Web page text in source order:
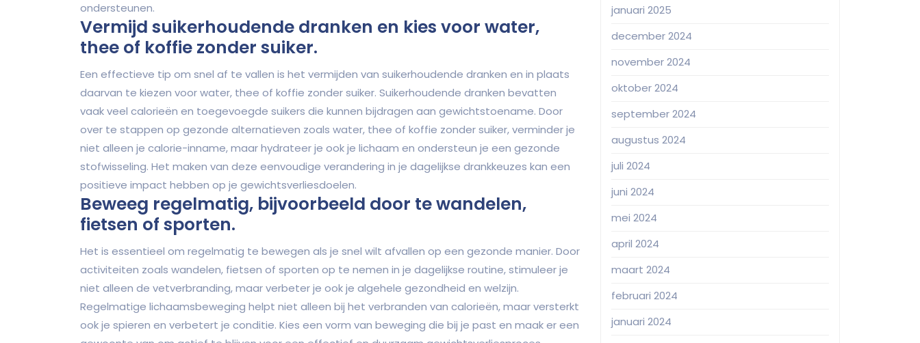
ondersteunen.
Vermijd suikerhoudende dranken en kies voor water,
thee of koffie zonder suiker.
Een effectieve tip om snel af te vallen is het vermijden van suikerhoudende dranken en in plaats
daarvan te kiezen voor water, thee of koffie zonder suiker. Suikerhoudende dranken bevatten
vaak veel calorieën en toegevoegde suikers die kunnen bijdragen aan gewichtstoename. Door
over te stappen op gezonde alternatieven zoals water, thee of koffie zonder suiker, verminder je
niet alleen je calorie-inname, maar hydrateer je ook je lichaam en ondersteun je een gezonde
stofwisseling. Het maken van deze eenvoudige verandering in je dagelijkse drankkeuzes kan een
positieve impact hebben op je gewichtsverliesdoelen.
Beweeg regelmatig, bijvoorbeeld door te wandelen,
fietsen of sporten.
Het is essentieel om regelmatig te bewegen als je snel wilt afvallen op een gezonde manier. Door
activiteiten zoals wandelen, fietsen of sporten op te nemen in je dagelijkse routine, stimuleer je
niet alleen de vetverbranding, maar verbeter je ook je algehele gezondheid en welzijn.
Regelmatige lichaamsbeweging helpt niet alleen bij het verbranden van calorieën, maar versterkt
ook je spieren en verbetert je conditie. Kies een vorm van beweging die bij je past en maak er een
januari 2025
december 2024
november 2024
oktober 2024
september 2024
augustus 2024
juli 2024
juni 2024
mei 2024
april 2024
maart 2024
februari 2024
januari 2024